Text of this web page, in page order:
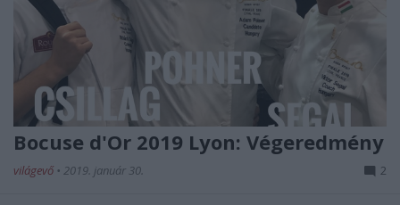
Bocuse d'Or 2019 Lyon: Végeredmény
világevő • 2019. január 30. 2